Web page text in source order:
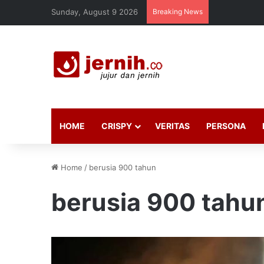
Sunday, August 9 2026 Breaking News
HOME CRISPY VERITAS PERSONA
Home / berusia 900 tahun
berusia 900